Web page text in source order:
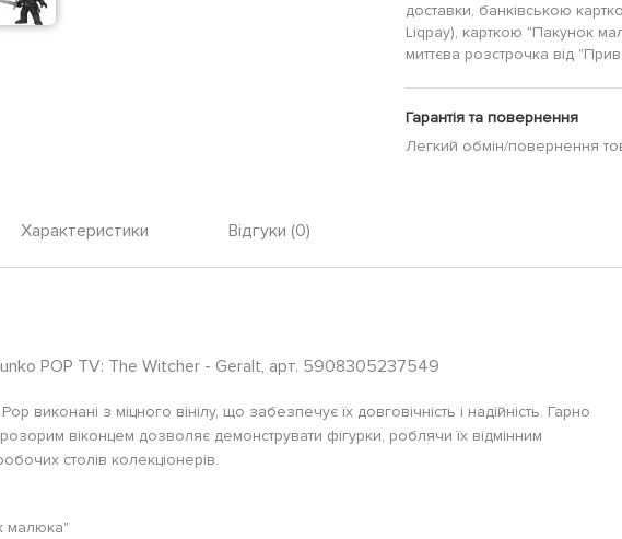
доставки, банківською
Liqpay), карткою "Пакунок
миттєва розстрочка від
Гарантія та повернення
Легкий обмін/повернення
Характеристики Відгуки (0)
POP TV: The Witcher - Geralt, арт. 5908305237549
виконані з міцного вінілу, що забезпечує їх довговічність і надійність. Гарно
віконцем дозволяє демонструвати фігурки, роблячи їх відмінним
столів колекціонерів.
малюка"